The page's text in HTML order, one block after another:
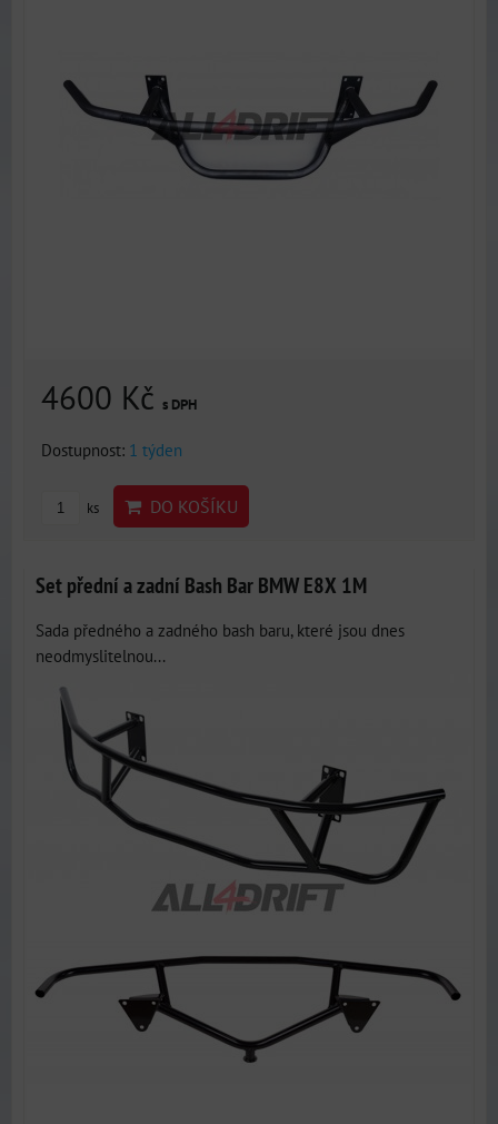
4600 Kč s DPH
Dostupnost: 1 týden
ks DO KOŠÍKU
Set přední a zadní Bash Bar BMW E8X 1M
Sada předného a zadného bash baru, které jsou dnes
neodmyslitelnou...